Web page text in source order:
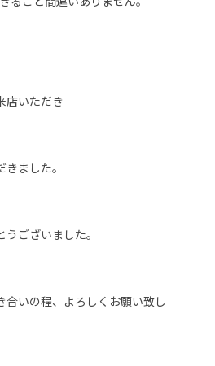
店いただき
ました。
ございました。
合いの程、よろしくお願い致し